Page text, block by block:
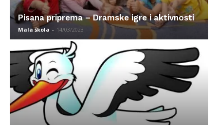
Pisana priprema – Dramske igre i aktivnosti
Mala škola - 14/03/2023